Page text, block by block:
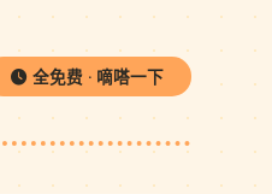
全免费 · 嘀嗒一下